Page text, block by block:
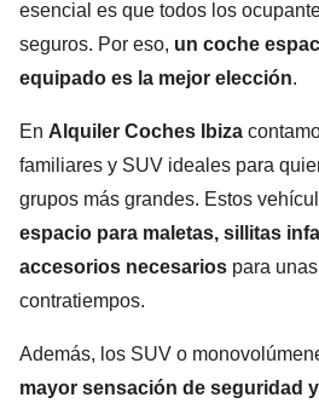
esencial es que todos los
seguros. Por eso, un coche
equipado es la mejor elección.
En Alquiler Coches Ibiza
familiares y SUV ideales para
grupos más grandes. Estos
espacio para maletas, sillitas
accesorios necesarios para
contratiempos.
Además, los SUV o
mayor sensación de seguridad